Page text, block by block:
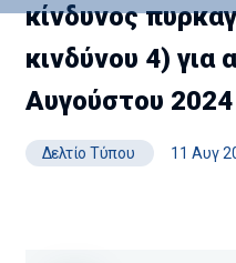
κίνδυνος
κινδύνου 4) για
Αυγούστου 2024
Δελτίο Τύπου 11 Αυγ